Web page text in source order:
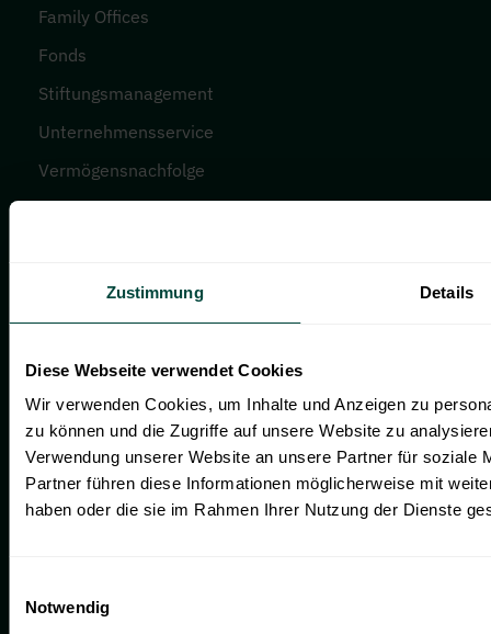
Zustimmung Details
Diese Webseite verwendet Cookies
Wir verwenden Cookies, um Inhalte und Anzeigen zu
zu können und die Zugriffe auf unsere Website zu
Verwendung unserer Website an unsere Partner für soziale
Partner führen diese Informationen möglicherweise mit
haben oder die sie im Rahmen Ihrer Nutzung der Dienste
Notwendig
Family Offices
Fonds
Stiftungsmanagement
Unternehmensservice
Vermögensnachfolge
SUBSTANZ
Newsroom
Newsletter